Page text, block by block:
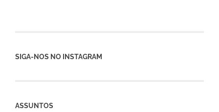
SIGA-NOS NO INSTAGRAM
ASSUNTOS